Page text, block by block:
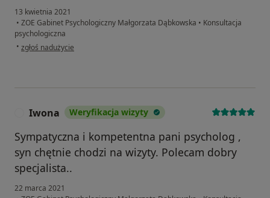
13 kwietnia 2021
• ZOE Gabinet Psychologiczny Małgorzata Dąbkowska • Konsultacja
psychologiczna
• w opinii użytkownika DM
zgłoś nadużycie
Iwona Weryfikacja wizyty
Sympatyczna i kompetentna pani psycholog ,
syn chętnie chodzi na wizyty. Polecam dobry
specjalista..
22 marca 2021